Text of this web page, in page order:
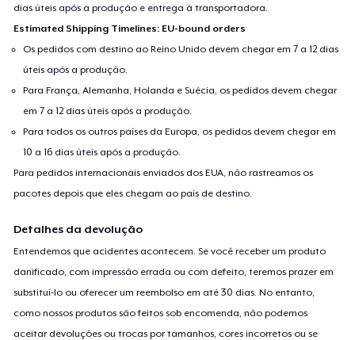
dias úteis após a produção e entrega à transportadora.
Estimated Shipping Timelines: EU-bound orders
Os pedidos com destino ao Reino Unido devem chegar em 7 a 12 dias
úteis após a produção.
Para França, Alemanha, Holanda e Suécia, os pedidos devem chegar
em 7 a 12 dias úteis após a produção.
Para todos os outros países da Europa, os pedidos devem chegar em
10 a 16 dias úteis após a produção.
Para pedidos internacionais enviados dos EUA, não rastreamos os
pacotes depois que eles chegam ao país de destino.
Detalhes da devolução
Entendemos que acidentes acontecem. Se você receber um produto
danificado, com impressão errada ou com defeito, teremos prazer em
substituí-lo ou oferecer um reembolso em até 30 dias. No entanto,
como nossos produtos são feitos sob encomenda, não podemos
aceitar devoluções ou trocas por tamanhos, cores incorretos ou se